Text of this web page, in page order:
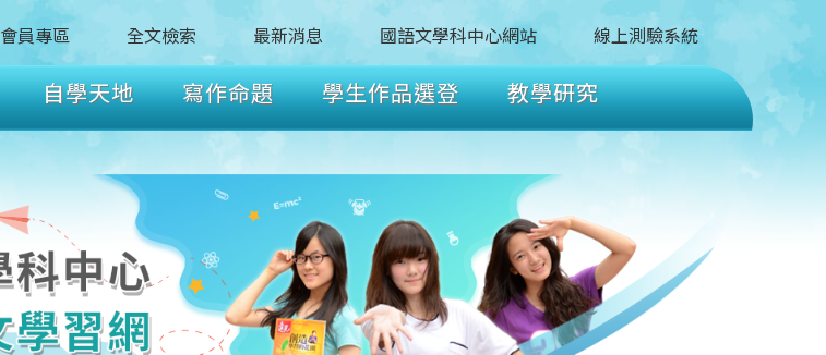
會員專區 全文檢索 最新消息 國語文學科中心網站 線上測驗系統
自學天地 寫作命題 學生作品選登
教學研究